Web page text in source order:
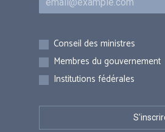
Inscriptions
Conseil des ministres
Membres du gouvernement
Institutions fédérales